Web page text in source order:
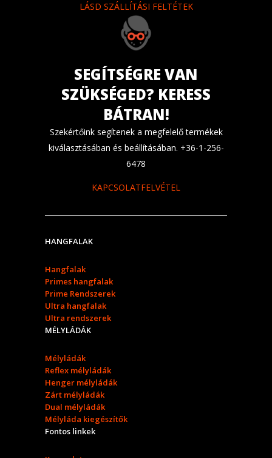
LÁSD SZÁLLÍTÁSI FELTÉTEK
SEGÍTSÉGRE VAN
SZÜKSÉGED? KERESS
BÁTRAN!
Szekértőink segítenek a megfelelő termékek
kiválasztásában és beállításában. +36-1-256-
6478
KAPCSOLATFELVÉTEL
HANGFALAK
Hangfalak
Primes hangfalak
Prime Rendszerek
Ultra hangfalak
Ultra rendszerek
MÉLYLÁDÁK
Mélyládák
Reflex mélyládák
Henger mélyládák
Zárt mélyládák
Dual mélyládák
Mélyláda kiegészítők
Fontos linkek